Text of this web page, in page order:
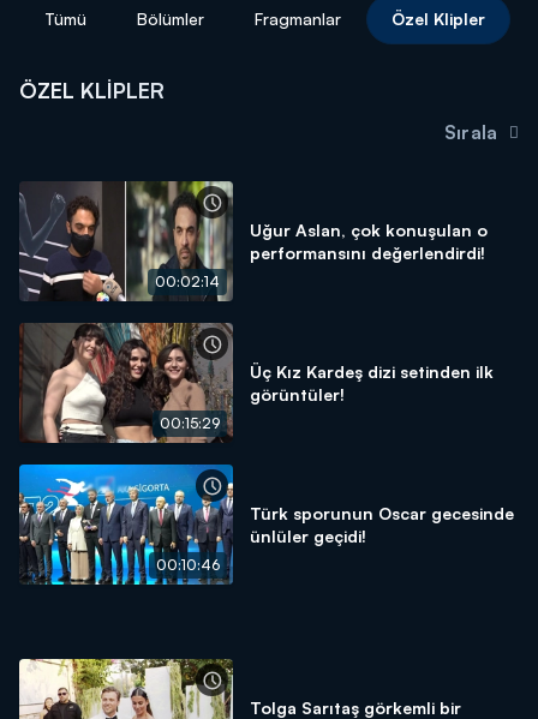
DİĞER SONUÇLAR
Tümü Bölümler Fragmanlar Özel Klipler
ÖZEL KLIPLER
Sırala
00:02:14
Uğur Aslan, çok konuşulan o
performansını değerlendirdi!
00:15:29
Üç Kız Kardeş dizi setinden ilk
görüntüler!
00:10:46
Türk sporunun Oscar gecesinde
ünlüler geçidi!
Tolga Sarıtaş görkemli bir